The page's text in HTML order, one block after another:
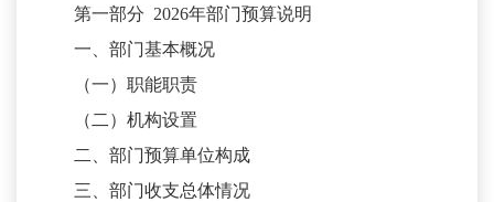
第一部分 2026年部门预算说明
一、部门基本概况
（一）职能职责
（二）机构设置
二、部门预算单位构成
三、部门收支总体情况